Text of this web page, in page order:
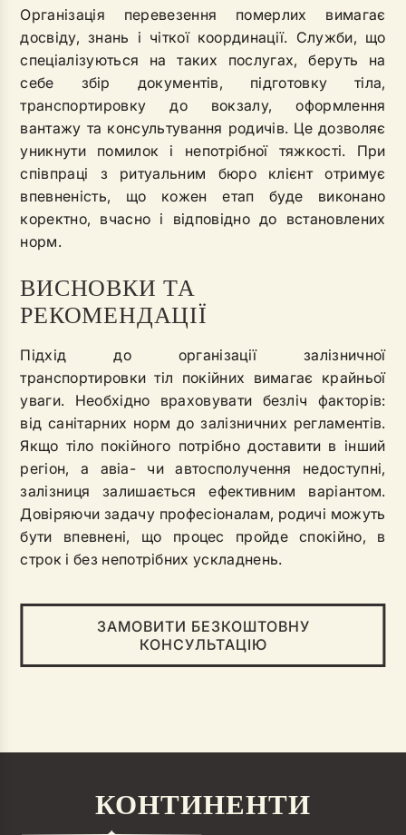
Організація перевезення померлих вимагає
досвіду, знань і чіткої координації. Служби, що
спеціалізуються на таких послугах, беруть на
себе збір документів, підготовку тіла,
транспортировку до вокзалу, оформлення
вантажу та консультування родичів. Це дозволяє
уникнути помилок і непотрібної тяжкості. При
співпраці з ритуальним бюро клієнт отримує
впевненість, що кожен етап буде виконано
коректно, вчасно і відповідно до встановлених
норм.
ВИСНОВКИ ТА
РЕКОМЕНДАЦІЇ
Підхід до організації залізничної
транспортировки тіл покійних вимагає крайньої
уваги. Необхідно враховувати безліч факторів:
від санітарних норм до залізничних регламентів.
Якщо тіло покійного потрібно доставити в інший
регіон, а авіа- чи автосполучення недоступні,
залізниця залишається ефективним варіантом.
Довіряючи задачу професіоналам, родичі можуть
бути впевнені, що процес пройде спокійно, в
строк і без непотрібних ускладнень.
ЗАМОВИТИ БЕЗКОШТОВНУ
КОНСУЛЬТАЦІЮ
КОНТИНЕНТИ